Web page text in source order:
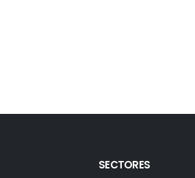
SECTORES